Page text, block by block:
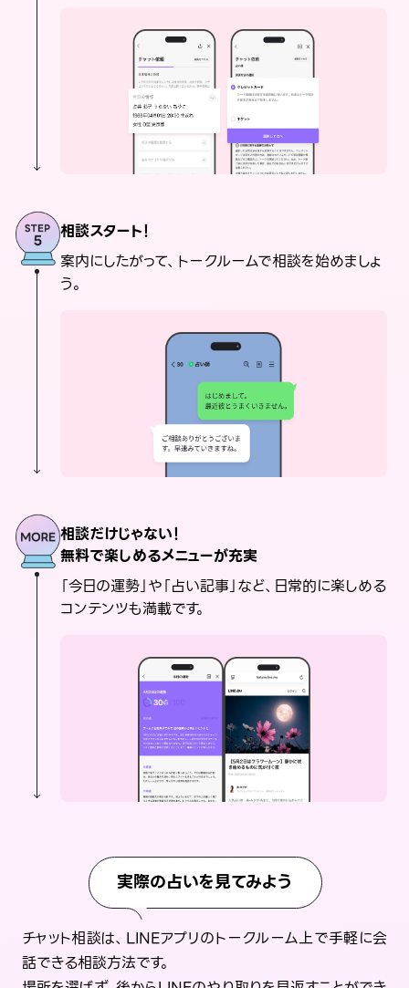
相談スタート！
案内にしたがって、トークルームで相談を始めましょ
う。
相談だけじゃない！
無料で楽しめるメニューが充実
「今日の運勢」や「占い記事」など、日常的に楽しめる
コンテンツも満載です。
実際の占いを見てみよう
チャット相談は、LINEアプリのトークルーム上で手軽に会
話できる相談方法です。